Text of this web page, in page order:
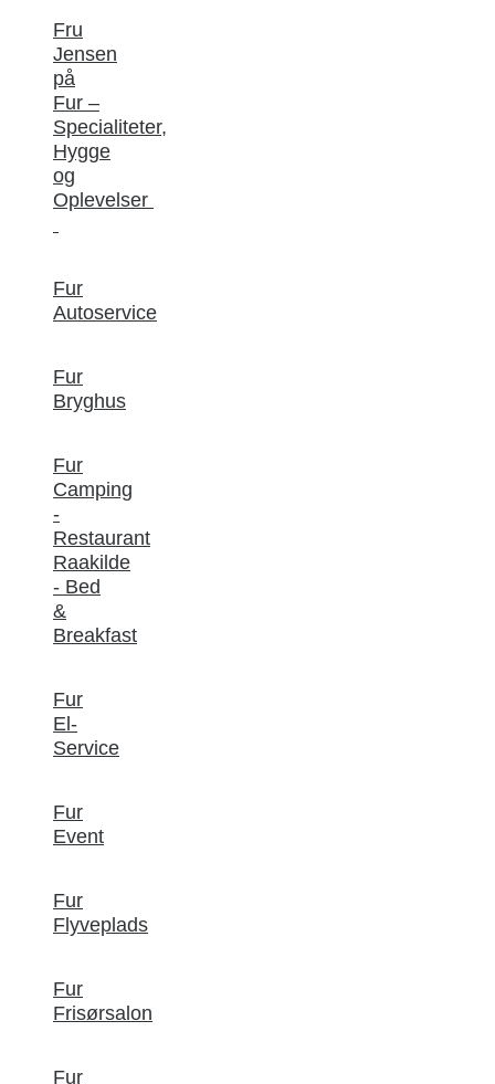
Fru
Jensen
på
Fur –
Specialiteter,
Hygge
og
Oplevelser
Fur
Autoservice
Fur
Bryghus
Fur
Camping
-
Restaurant
Raakilde
- Bed
&
Breakfast
Fur
El-
Service
Fur
Event
Fur
Flyveplads
Fur
Frisørsalon
Fur